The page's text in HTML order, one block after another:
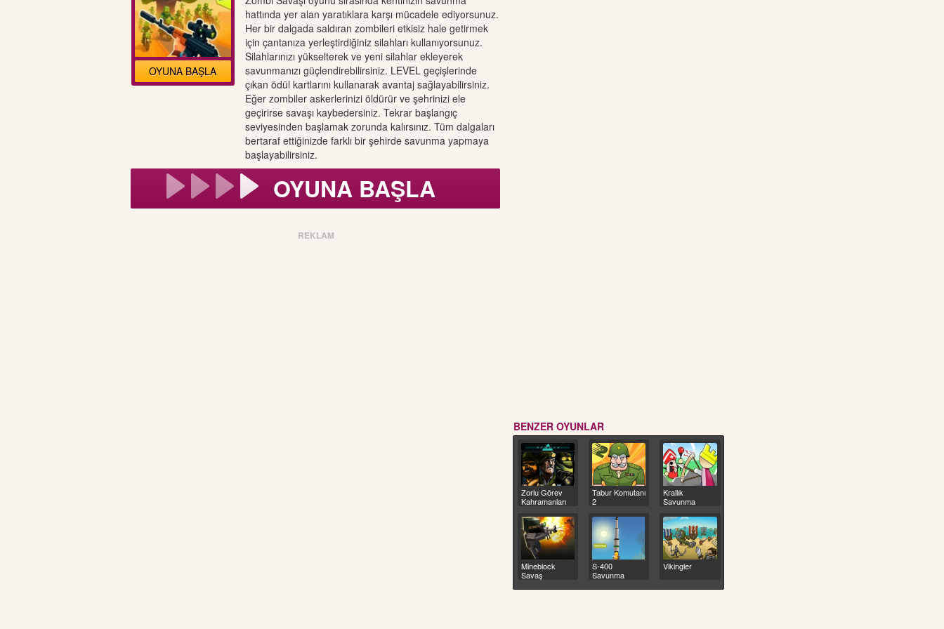
OYUNA BAŞLA
hattında yer alan yaratıklara karşı mücadele ediyorsunuz.
Her bir dalgada saldıran zombileri etkisiz hale getirmek
için çantanıza yerleştirdiğiniz silahları kullanıyorsunuz.
Silahlarınızı yükselterek ve yeni silahlar ekleyerek
savunmanızı güçlendirebilirsiniz. LEVEL geçişlerinde
çıkan ödül kartlarını kullanarak avantaj sağlayabilirsiniz.
Eğer zombiler askerlerinizi öldürür ve şehrinizi ele
geçirirse savaşı kaybedersiniz. Tekrar başlangıç
seviyesinden başlamak zorunda kalırsınız. Tüm dalgaları
bertaraf ettiğinizde farklı bir şehirde savunma yapmaya
başlayabilirsiniz.
OYUNA BAŞLA
REKLAM
BENZER OYUNLAR
Zorlu Görev
Kahramanları
Tabur Komutanı
2
Krallık
Savunma
Mineblock
Savaş
S-400
Savunma
Vikingler